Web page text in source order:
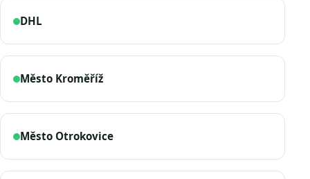
DHL
Město Kroměříž
Město Otrokovice